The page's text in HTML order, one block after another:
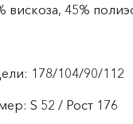
вискоза, 45%
178/104/90/112
S 52 / Рост 176